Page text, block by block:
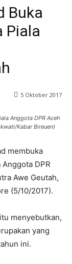
Buka
Piala
5 Oktober 2017
Anggota DPR Aceh
Kabar Bireuen)
membuka
DPR
Awe Geutah,
(5/10/2017).
menyebutkan,
yang
ini.